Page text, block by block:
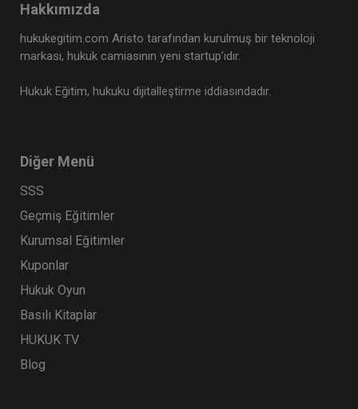
Hakkımızda
hukukegitim.com Aristo tarafından kurulmuş bir teknoloji
markası, hukuk camiasının yeni startup’ıdır.
Hukuk Eğitim, hukuku dijitalleştirme iddiasındadır.
Diğer Menü
SSS
Geçmiş Eğitimler
Kurumsal Eğitimler
Kuponlar
Hukuk Oyun
Basılı Kitaplar
HUKUK TV
Blog